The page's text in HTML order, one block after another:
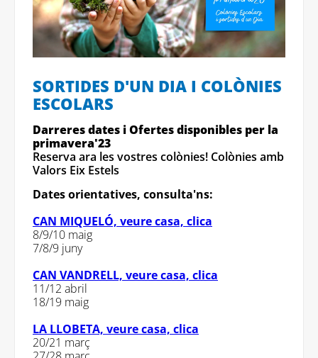
SORTIDES D'UN DIA I COLÒNIES
ESCOLARS
Darreres dates i Ofertes disponibles per la
primavera'23
Reserva ara les vostres colònies! Colònies amb
Valors Eix Estels
Dates orientatives, consulta'ns:
CAN MIQUELÓ, veure casa, clica
8/9/10 maig
7/8/9 juny
CAN VANDRELL, veure casa, clica
11/12 abril
18/19 maig
LA LLOBETA, veure casa, clica
20/21 març